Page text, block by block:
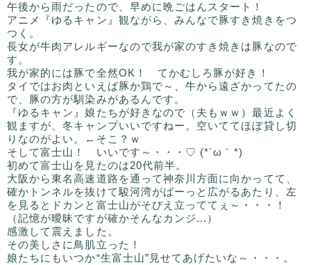
午後から雨だったので、早めに晩ごはんスタート！
アニメ『ゆるキャン』観ながら、みんなで豚すき焼きをつ
つく。
長女が牛肉アレルギーなので我が家のすき焼きは豚なので
す。
我が家的には豚で全然OK！ てかむしろ豚が好き！
タイではお肉といえば豚か鶏で～、牛から遠ざかってたの
で、豚の方が馴染みがあるんです。
『ゆるキャン』娘たちが好きなので（夫もｗｗ）最近よく
観ますが、冬キャンプいいですねー。空いててほぼ貸し切
りなのがよい。←そこ？ｗ
そして富士山！ いいです～・・・♡ (*´ω｀*)
初めて富士山を見たのは20代前半。
大阪から東名高速道路を通って神奈川方面に向かってて、
確かトンネルを抜けて駿河湾がばーっと広がるあたり、左
を見るとドカンと富士山がそびえ立っててぇ～・・・！
（記憶が曖昧ですが確かそんなカンジ...）
感激して震えました。
その美しさに鳥肌立った！
娘たちにもいつか“生富士山”見せてあげたいな～・・・。